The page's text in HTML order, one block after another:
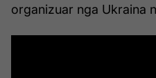
organizuar nga Ukraina